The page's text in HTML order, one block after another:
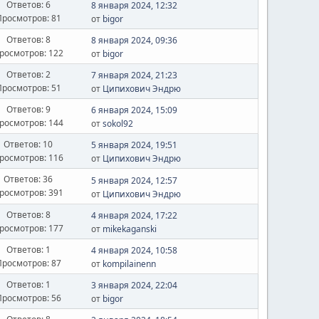
Ответов: 6
81
8 января 2024, 12:32
от bigor
Ответов: 8
122
8 января 2024, 09:36
от bigor
Ответов: 2
51
7 января 2024, 21:23
от Ципихович Эндрю
Ответов: 9
144
6 января 2024, 15:09
отsokol92
Ответов: 10
116
5 января 2024, 19:51
от Ципихович Эндрю
Ответов: 36
391
5 января 2024, 12:57
от Ципихович Эндрю
Ответов: 8
177
4 января 2024, 17:22
от mikekaganski
Ответов: 1
87
4 января 2024, 10:58
от kompilainenn
Ответов: 1
56
3 января 2024, 22:04
от bigor